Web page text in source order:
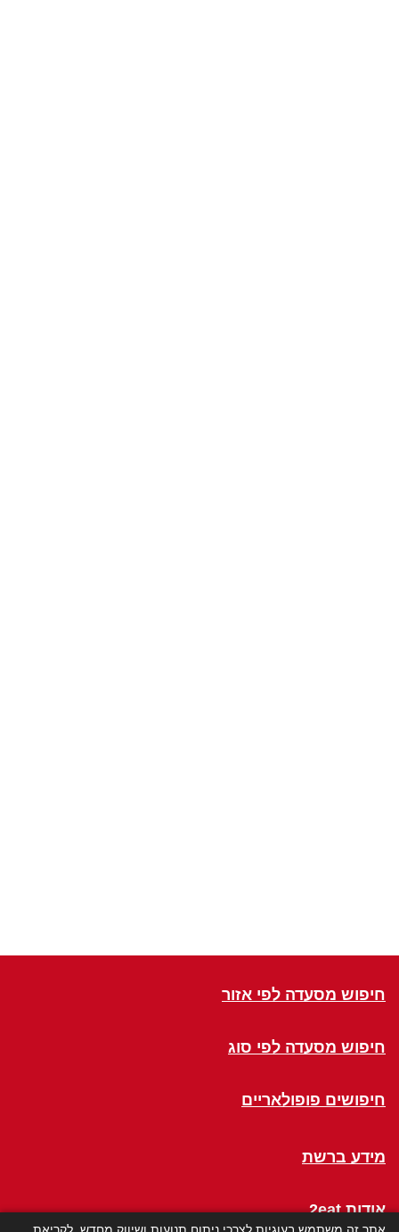
חיפוש מסעדה לפי אזור
חיפוש מסעדה לפי סוג
חיפושים פופולאריים
מידע ברשת
אודות 2eat